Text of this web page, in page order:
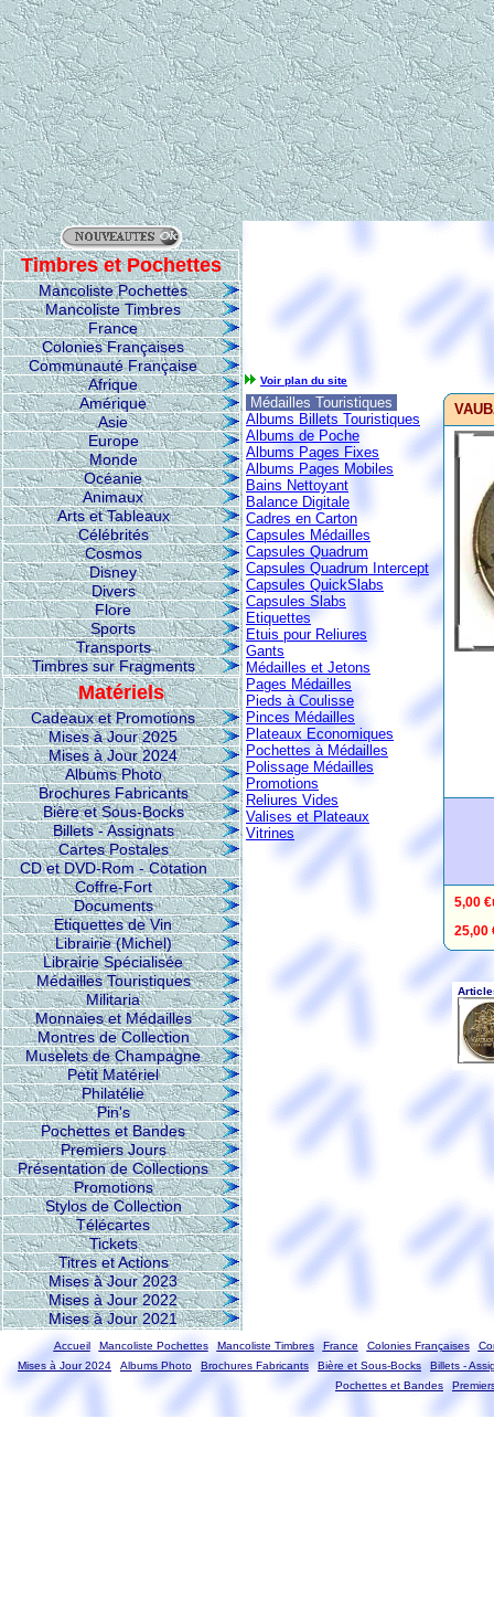
Timbres et Pochettes
Mancoliste Pochettes
Mancoliste Timbres
France
Colonies Françaises
Communauté Française
Afrique
Amérique
Asie
Europe
Monde
Océanie
Animaux
Arts et Tableaux
Célébrités
Cosmos
Disney
Divers
Flore
Sports
Transports
Timbres sur Fragments
Matériels
Cadeaux et Promotions
Mises à Jour 2025
Mises à Jour 2024
Albums Photo
Brochures Fabricants
Bière et Sous-Bocks
Billets - Assignats
Cartes Postales
CD et DVD-Rom - Cotation
Coffre-Fort
Documents
Etiquettes de Vin
Librairie (Michel)
Librairie Spécialisée
Médailles Touristiques
Militaria
Monnaies et Médailles
Montres de Collection
Muselets de Champagne
Petit Matériel
Philatélie
Pin's
Pochettes et Bandes
Premiers Jours
Présentation de Collections
Promotions
Stylos de Collection
Télécartes
Tickets
Titres et Actions
Mises à Jour 2023
Mises à Jour 2022
Mises à Jour 2021
Voir plan du site
Médailles Touristiques
Albums Billets Touristiques
Albums de Poche
Albums Pages Fixes
Albums Pages Mobiles
Bains Nettoyant
Balance Digitale
Cadres en Carton
Capsules Médailles
Capsules Quadrum
Capsules Quadrum Intercept
Capsules QuickSlabs
Capsules Slabs
Etiquettes
Etuis pour Reliures
Gants
Médailles et Jetons
Pages Médailles
Pieds à Coulisse
Pinces Médailles
Plateaux Economiques
Pochettes à Médailles
Polissage Médailles
Promotions
Reliures Vides
Valises et Plateaux
Vitrines
5,00
25,00
Accueil Mancoliste Pochettes Mancoliste Timbres France Colonies Françaises
Mises à Jour 2024
Albums Photo Brochures Fabricants Bière et Sous-Bocks
Billets -
Pochettes et Bandes